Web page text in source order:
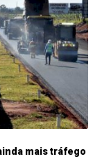
mais tráfego